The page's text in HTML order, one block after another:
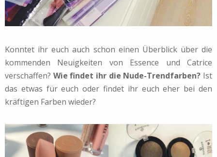
Konntet ihr euch auch schon einen Überblick über die
kommenden Neuigkeiten von Essence und Catrice
verschaffen? Wie findet ihr die Nude-Trendfarben? Ist
das etwas für euch oder findet ihr euch eher bei den
kräftigen Farben wieder?